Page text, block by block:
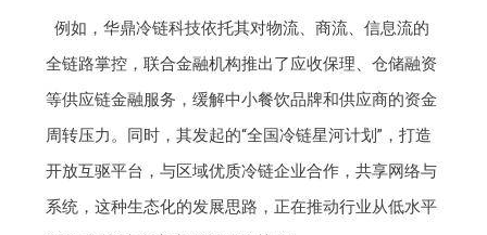
例如，华鼎冷链科技依托其对物流、商流、信息流的
全链路掌控，联合金融机构推出了应收保理、仓储融资
等供应链金融服务，缓解中小餐饮品牌和供应商的资金
周转压力。同时，其发起的“全国冷链星河计划”，打造
开放互驱平台，与区域优质冷链企业合作，共享网络与
系统，这种生态化的发展思路，正在推动行业从低水平